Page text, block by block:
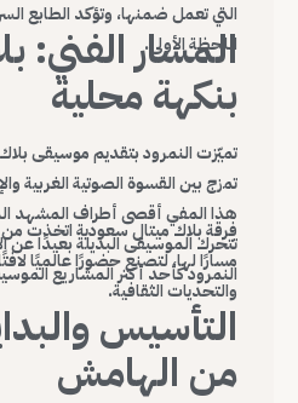
التي تعمل ضمنها، وتؤكد الطابع
اللحظة الأولى.
المسار الفني:
بنكهة محلية
تميّزت النمرود بتقديم موسيقى
تمزج بين القسوة الصوتية الغربية
هذا المفي أقصى أطراف المشهد
تتحرك الموسيقى البديلة بعيدًا عن
النمرود كأحد أكثر المشاريع
فرقة بلاك ميتال سعودية اتخذت
مسارًا لها، لتصنع حضورًا عالميًا
والتحديات الثقافية.
التأسيس
من الهامش